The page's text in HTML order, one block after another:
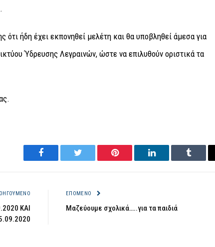
ήδη έχει εκπονηθεί μελέτη και θα υποβληθεί άμεσα για
Ύδρευσης Λεγραινών, ώστε να επιλυθούν οριστικά τα
Facebook Twitter Pinterest LinkedIn Tumblr
ΚΑΙ
ΕΠΌΜΕΝΟ
Μαζεύουμε σχολικά…..για τα παιδιά